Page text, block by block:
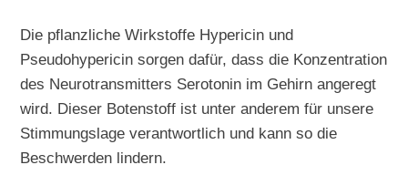
Die pflanzliche Wirkstoffe Hypericin und
Pseudohypericin sorgen dafür, dass die Konzentration
des Neurotransmitters Serotonin im Gehirn angeregt
wird. Dieser Botenstoff ist unter anderem für unsere
Stimmungslage verantwortlich und kann so die
Beschwerden lindern.